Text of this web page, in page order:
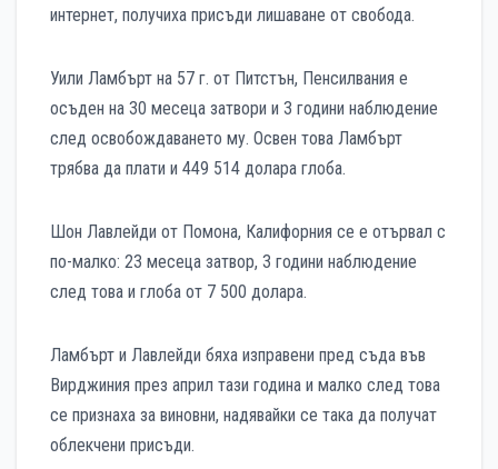
интернет, получиха присъди лишаване от свобода.
Уили Ламбърт на 57 г. от Питстън, Пенсилвания е
осъден на 30 месеца затвори и 3 години наблюдение
след освобождаването му. Освен това Ламбърт
трябва да плати и 449 514 долара глоба.
Шон Лавлейди от Помона, Калифорния се е отървал с
по-малко: 23 месеца затвор, 3 години наблюдение
след това и глоба от 7 500 долара.
Ламбърт и Лавлейди бяха изправени пред съда във
Вирджиния през април тази година и малко след това
се признаха за виновни, надявайки се така да получат
облекчени присъди.